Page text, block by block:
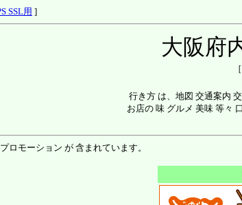
SSL用 ]
大阪府
行き方 は、地図 交通案内
お店の 味 グルメ 美味 等々
ロモーション が 含まれています。